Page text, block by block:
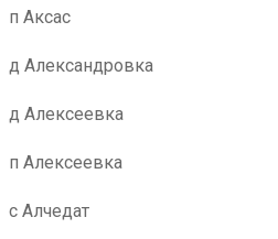
п Аксас
д Александровка
д Алексеевка
п Алексеевка
с Алчедат